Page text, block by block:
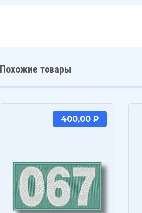
Похожие товары
400,00 ₽